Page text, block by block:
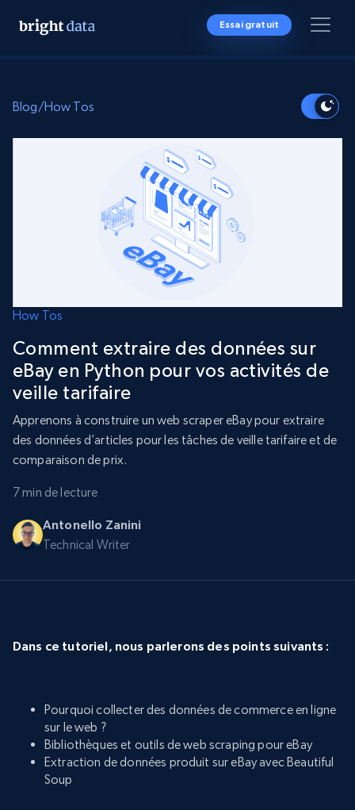
Essai gratuit
Blog/How Tos
How Tos
Comment extraire des données sur
eBay en Python pour vos activités de
veille tarifaire
Apprenons à construire un web scraper eBay pour extraire
des données d’articles pour les tâches de veille tarifaire et de
comparaison de prix.
7 min de lecture
Antonello Zanini
Technical Writer
Dans ce tutoriel, nous parlerons des points suivants :
Pourquoi collecter des données de commerce en ligne
sur le web ?
Bibliothèques et outils de web scraping pour eBay
Extraction de données produit sur eBay avec Beautiful
Soup